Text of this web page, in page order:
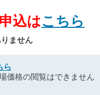
込はこちら
ません
ら
価格の閲覧はできません